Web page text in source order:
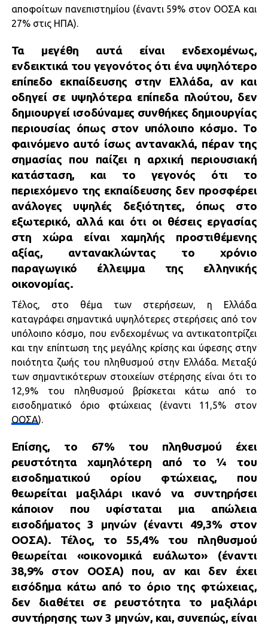
αποφοίτων πανεπιστημίου (έναντι 59% στον ΟΟΣΑ και
27% στις ΗΠΑ).
Τα μεγέθη αυτά είναι ενδεχομένως,
ενδεικτικά του γεγονότος ότι ένα υψηλότερο
επίπεδο εκπαίδευσης στην Ελλάδα, αν και
οδηγεί σε υψηλότερα επίπεδα πλούτου, δεν
δημιουργεί ισοδύναμες συνθήκες δημιουργίας
περιουσίας όπως στον υπόλοιπο κόσμο. Το
φαινόμενο αυτό ίσως αντανακλά, πέραν της
σημασίας που παίζει η αρχική περιουσιακή
κατάσταση, και το γεγονός ότι το
περιεχόμενο της εκπαίδευσης δεν προσφέρει
ανάλογες υψηλές δεξιότητες, όπως στο
εξωτερικό, αλλά και ότι οι θέσεις εργασίας
στη χώρα είναι χαμηλής προστιθέμενης
αξίας, αντανακλώντας το χρόνιο
παραγωγικό έλλειμμα της ελληνικής
οικονομίας.
Τέλος, στο θέμα των στερήσεων, η Ελλάδα
καταγράφει σημαντικά υψηλότερες στερήσεις από τον
υπόλοιπο κόσμο, που ενδεχομένως να αντικατοπτρίζει
και την επίπτωση της μεγάλης κρίσης και ύφεσης στην
ποιότητα ζωής του πληθυσμού στην Ελλάδα. Μεταξύ
των σημαντικότερων στοιχείων στέρησης είναι ότι το
12,9% του πληθυσμού βρίσκεται κάτω από το
εισοδηματικό όριο φτώχειας (έναντι 11,5% στον
ΟΟΣΑ).
Επίσης, το 67% του πληθυσμού έχει
ρευστότητα χαμηλότερη από το ¼ του
εισοδηματικού ορίου φτώχειας, που
θεωρείται μαξιλάρι ικανό να συντηρήσει
κάποιον που υφίσταται μια απώλεια
εισοδήματος 3 μηνών (έναντι 49,3% στον
ΟΟΣΑ). Τέλος, το 55,4% του πληθυσμού
θεωρείται «οικονομικά ευάλωτο» (έναντι
38,9% στον ΟΟΣΑ) που, αν και δεν έχει
εισόδημα κάτω από το όριο της φτώχειας,
δεν διαθέτει σε ρευστότητα το μαξιλάρι
συντήρησης των 3 μηνών, και, συνεπώς, είναι